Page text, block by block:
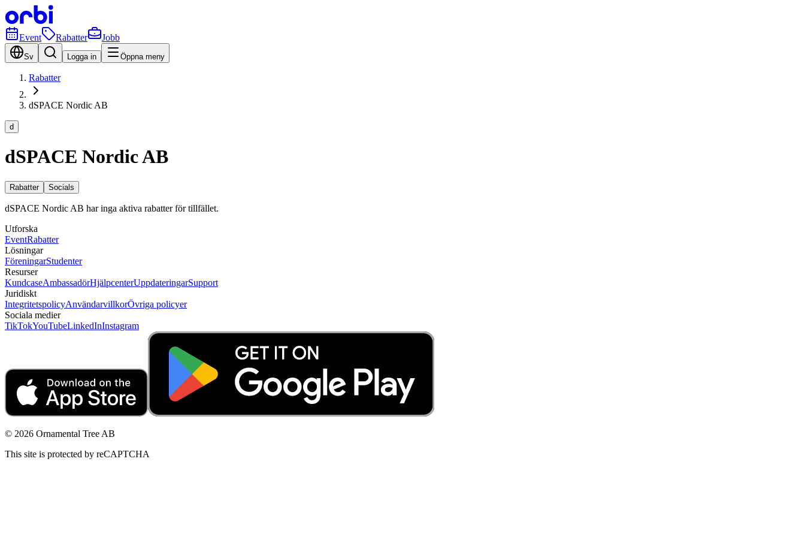
Event Rabatter Jobb
Sv Logga in Öppna meny
Rabatter
dSPACE Nordic AB
d
dSPACE Nordic AB
Rabatter Socials
dSPACE Nordic AB har inga aktiva rabatter för tillfället.
Utforska
EventRabatter
Lösningar
FöreningarStudenter
Resurser
KundcaseAmbassadörHjälpcenterUppdateringarSupport
Juridiskt
IntegritetspolicyAnvändarvillkorÖvriga policyer
Sociala medier
TikTokYouTubeLinkedInInstagram
© 2026 Ornamental Tree AB
This site is protected by reCAPTCHA